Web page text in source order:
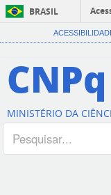
BRASIL
CNPq
MINISTÉRIO DA